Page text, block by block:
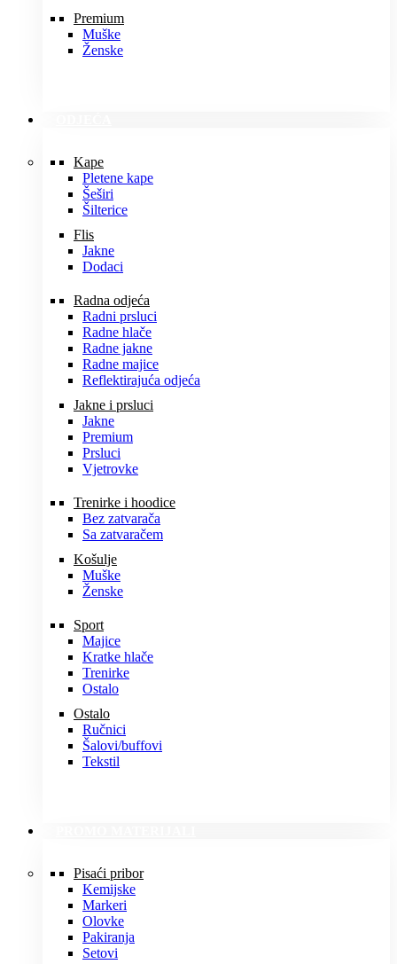
Premium
Muške
Ženske
Kape
Pletene kape
Šeširi
Šilterice
Flis
Jakne
Dodaci
Radna odjeća
Radni prsluci
Radne hlače
Radne jakne
Radne majice
Reflektirajuća odjeća
Jakne i prsluci
Jakne
Premium
Prsluci
Vjetrovke
Trenirke i hoodice
Bez zatvarača
Sa zatvaračem
Košulje
Muške
Ženske
Sport
Majice
Kratke hlače
Trenirke
Ostalo
Ostalo
Ručnici
Šalovi/buffovi
Tekstil
Pisaći pribor
Kemijske
Markeri
Olovke
Pakiranja
Setovi